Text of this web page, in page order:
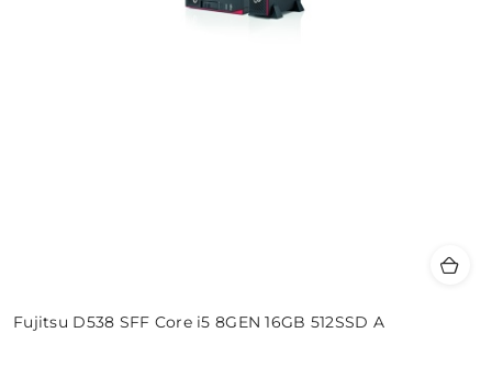
Fujitsu D538 SFF Core i5 8GEN 16GB 512SSD A